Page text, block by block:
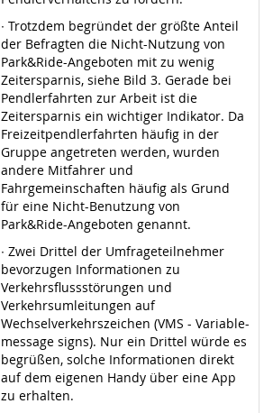
∙ Trotzdem begründet der größte Anteil
der Befragten die Nicht-Nutzung von
Park&Ride-Angeboten mit zu wenig
Zeitersparnis, siehe Bild 3. Gerade bei
Pendlerfahrten zur Arbeit ist die
Zeitersparnis ein wichtiger Indikator. Da
Freizeitpendlerfahrten häufig in der
Gruppe angetreten werden, wurden
andere Mitfahrer und
Fahrgemeinschaften häufig als Grund
für eine Nicht-Benutzung von
Park&Ride-Angeboten genannt.
∙ Zwei Drittel der Umfrageteilnehmer
bevorzugen Informationen zu
Verkehrsflussstörungen und
Verkehrsumleitungen auf
Wechselverkehrszeichen (VMS - Variable-
message signs). Nur ein Drittel würde es
begrüßen, solche Informationen direkt
auf dem eigenen Handy über eine App
zu erhalten.